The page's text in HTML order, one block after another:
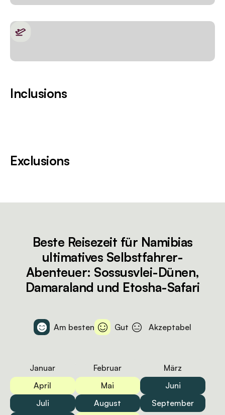
Inclusions
Exclusions
Beste Reisezeit für Namibias
ultimatives Selbstfahrer-
Abenteuer: Sossusvlei-Dünen,
Damaraland und Etosha-Safari
Am besten Gut Akzeptabel
Januar Februar
März
April
Mai
Juni
Juli
August
September